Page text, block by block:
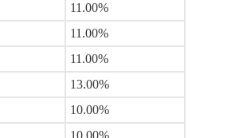
11.00%
11.00%
11.00%
13.00%
10.00%
10.00%